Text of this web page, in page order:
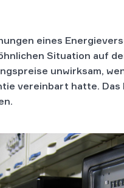
eines
Situation auf
unwirksam,
vereinbart hatte.